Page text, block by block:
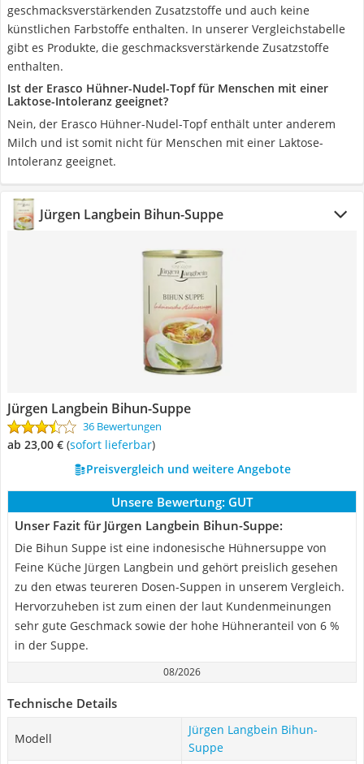
geschmacksverstärkenden Zusatzstoffe und auch keine
künstlichen Farbstoffe enthalten. In unserer Vergleichstabelle
gibt es Produkte, die geschmacksverstärkende Zusatzstoffe
enthalten.
Ist der Erasco Hühner-Nudel-Topf für Menschen mit einer
Laktose-Intoleranz geeignet?
Nein, der Erasco Hühner-Nudel-Topf enthält unter anderem
Milch und ist somit nicht für Menschen mit einer Laktose-
Intoleranz geeignet.
Jürgen Langbein Bihun-Suppe
Jürgen Langbein Bihun-Suppe
36 Bewertungen
ab 23,00 € ( Sofort lieferbar)
Preisvergleich und weitere Angebote
Unsere Bewertung: GUT
Unser Fazit für Jürgen Langbein Bihun-Suppe:
Die Bihun Suppe ist eine indonesische Hühnersuppe von
Feine Küche Jürgen Langbein und gehört preislich gesehen
zu den etwas teureren Dosen-Suppen in unserem Vergleich.
Hervorzuheben ist zum einen der laut Kundenmeinungen
sehr gute Geschmack sowie der hohe Hühneranteil von 6 %
in der Suppe.
08/2026
Technische Details
Modell
Jürgen Langbein Bihun-
Suppe